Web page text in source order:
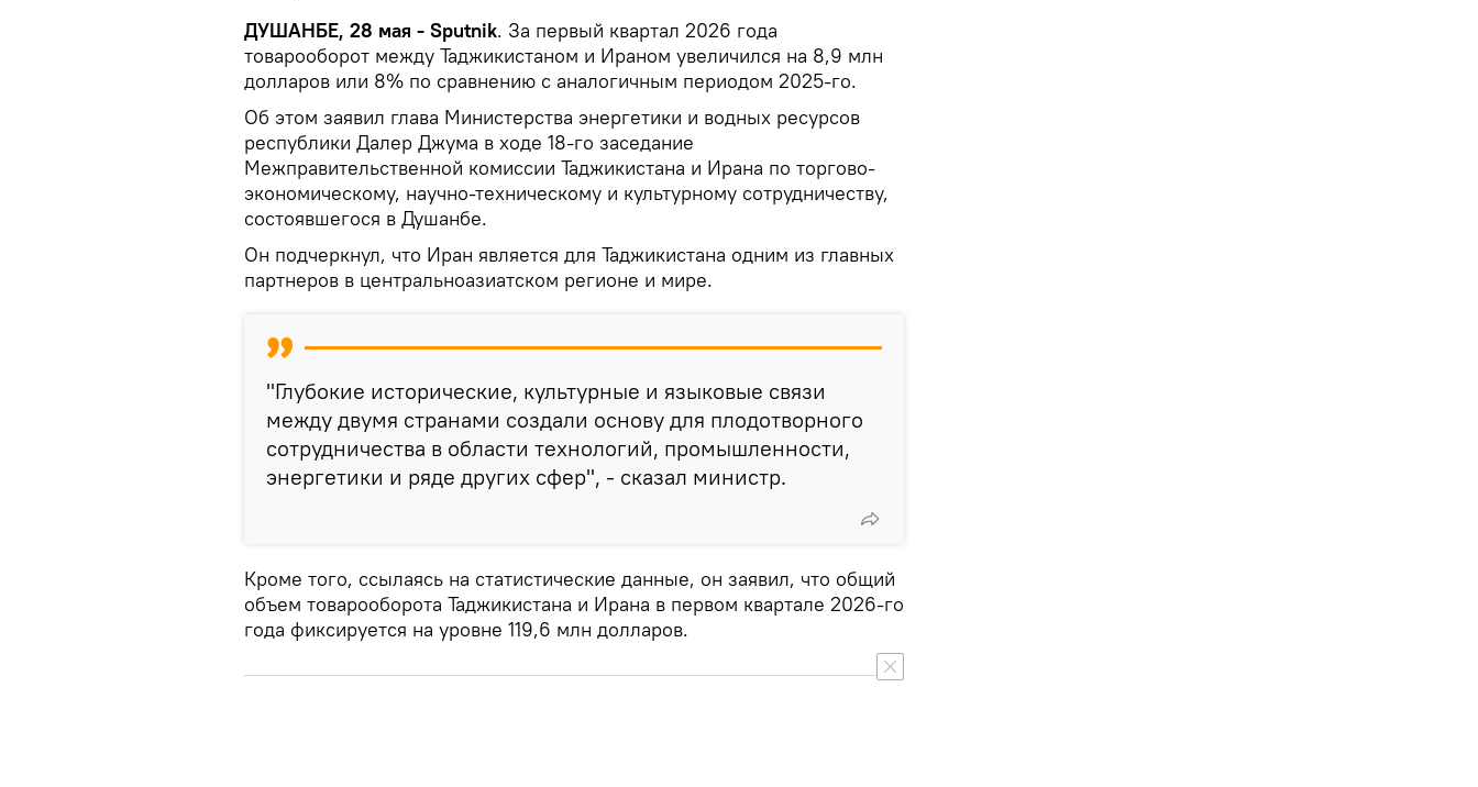
ДУШАНБЕ, 28 мая - Sputnik. За первый квартал 2026 года
товарооборот между Таджикистаном и Ираном увеличился на 8,9 млн
долларов или 8% по сравнению с аналогичным периодом 2025-го.
Об этом заявил глава Министерства энергетики и водных ресурсов
республики Далер Джума в ходе 18-го заседание
Межправительственной комиссии Таджикистана и Ирана по торгово-
экономическому, научно-техническому и культурному сотрудничеству,
состоявшегося в Душанбе.
Он подчеркнул, что Иран является для Таджикистана одним из главных
партнеров в центральноазиатском регионе и мире.
"Глубокие исторические, культурные и языковые связи
между двумя странами создали основу для плодотворного
сотрудничества в области технологий, промышленности,
энергетики и ряде других сфер", - сказал министр.
Кроме того, ссылаясь на статистические данные, он заявил, что общий
объем товарооборота Таджикистана и Ирана в первом квартале 2026-го
года фиксируется на уровне 119,6 млн долларов.